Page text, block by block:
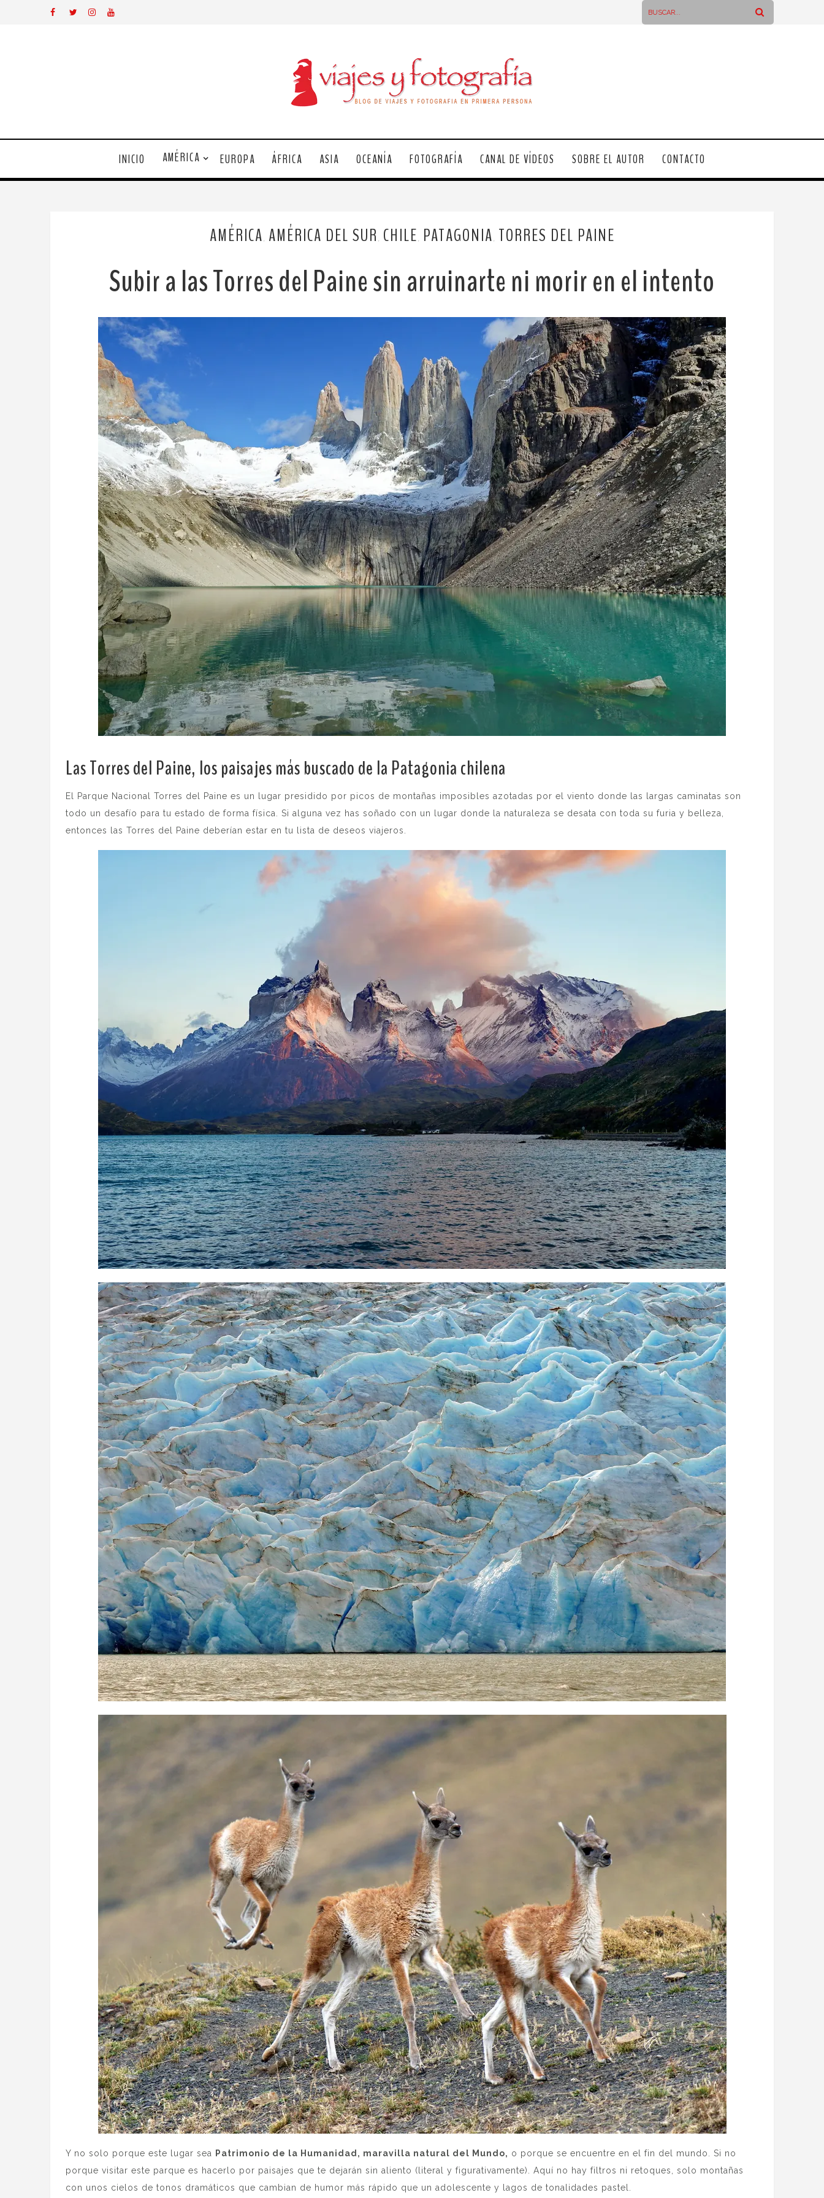
INICIO AMÉRICA EUROPA ÁFRICA ASIA OCEANÍA FOTOGRAFÍA CANAL DE VÍDEOS SOBRE EL AUTOR CONTACTO
AMÉRICA AMÉRICA DEL SUR CHILE PATAGONIA TORRES DEL PAINE
Subir a las Torres del Paine sin arruinarte ni morir en el intento
Las Torres del Paine, los paisajes más buscado de la Patagonia chilena
El Parque Nacional Torres del Paine es un lugar presidido por picos de montañas imposibles azotadas por el viento donde las largas caminatas son
todo un desafío para tu estado de forma física. Si alguna vez has soñado con un lugar donde la naturaleza se desata con toda su furia y belleza,
entonces las Torres del Paine deberían estar en tu lista de deseos viajeros.
Y no solo porque este lugar sea Patrimonio de la Humanidad, maravilla natural del Mundo, o porque se encuentre en el fin del mundo. Si no
porque visitar este parque es hacerlo por paisajes que te dejarán sin aliento (literal y figurativamente). Aquí no hay filtros ni retoques, solo montañas
con unos cielos de tonos dramáticos que cambian de humor más rápido que un adolescente y lagos de tonalidades pastel.